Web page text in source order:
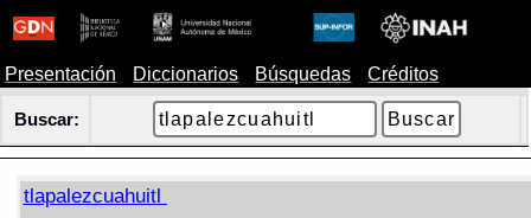
Presentación Diccionarios Búsquedas Créditos
Buscar:
tlapalezcuahuitl